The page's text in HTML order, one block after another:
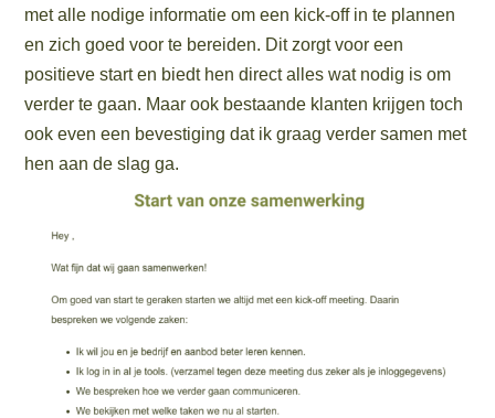
met alle nodige informatie om een kick-off in te plannen
en zich goed voor te bereiden. Dit zorgt voor een
positieve start en biedt hen direct alles wat nodig is om
verder te gaan. Maar ook bestaande klanten krijgen toch
ook even een bevestiging dat ik graag verder samen met
hen aan de slag ga.